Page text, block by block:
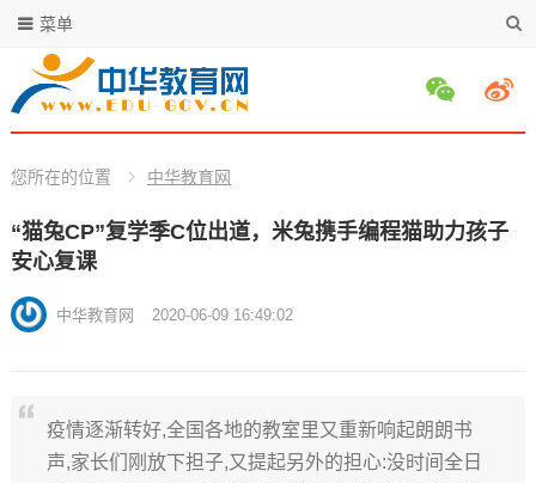
菜单
您所在的位置 中华教育网
“猫兔CP”复学季C位出道，米兔携手编程猫助力孩子
安心复课
中华教育网 2020-06-09 16:49:02
疫情逐渐转好,全国各地的教室里又重新响起朗朗书
声,家长们刚放下担子,又提起另外的担心:没时间全日